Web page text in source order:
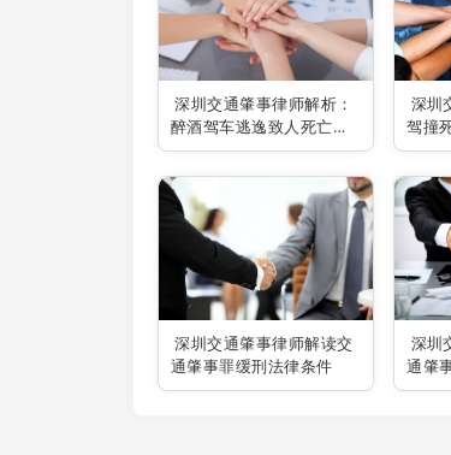
深圳交通肇事律师解析：
醉酒驾车逃逸致人死亡之
罪
深圳
驾撞
题
深圳交通肇事律师解读交
通肇事罪缓刑法律条件
深圳
通肇
法律